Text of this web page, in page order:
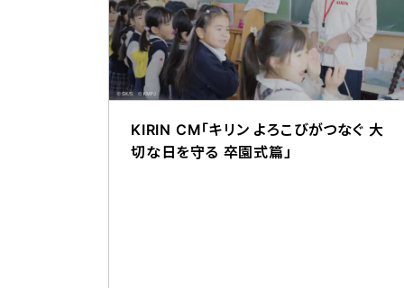
KIRIN CM「キリン よろこびがつなぐ 大
切な日を守る 卒園式篇」